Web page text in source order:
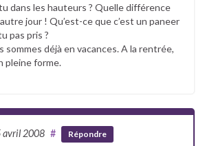
dans les hauteurs ? Quelle différence
jour ! Qu’est-ce que c’est un paneer
pas pris ?
sommes déjà en vacances. A la rentrée,
pleine forme.
avril 2008 # Répondre